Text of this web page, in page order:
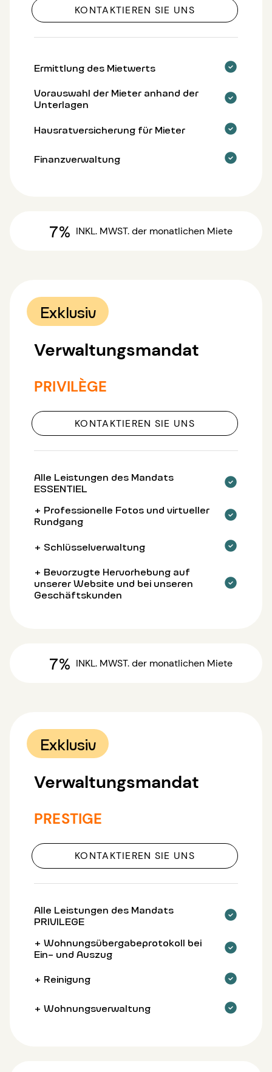
KONTAKTIEREN SIE UNS
Ermittlung des Mietwerts
Vorauswahl der Mieter anhand der
Unterlagen
Hausratversicherung für Mieter
Finanzverwaltung
7% INKL. MWST. der monatlichen Miete
Exklusiv
Verwaltungsmandat
PRIVILÈGE
KONTAKTIEREN SIE UNS
Alle Leistungen des Mandats
ESSENTIEL
+ Professionelle Fotos und virtueller
Rundgang
+ Schlüsselverwaltung
+ Bevorzugte Hervorhebung auf
unserer Website und bei unseren
Geschäftskunden
7% INKL. MWST. der monatlichen Miete
Exklusiv
Verwaltungsmandat
PRESTIGE
KONTAKTIEREN SIE UNS
Alle Leistungen des Mandats
PRIVILEGE
+ Wohnungsübergabeprotokoll bei
Ein- und Auszug
+ Reinigung
+ Wohnungsverwaltung